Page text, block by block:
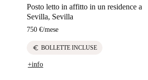
Posto letto in affitto in un residence a
Sevilla, Sevilla
750 €/mese
euro BOLLETTE INCLUSE
+info